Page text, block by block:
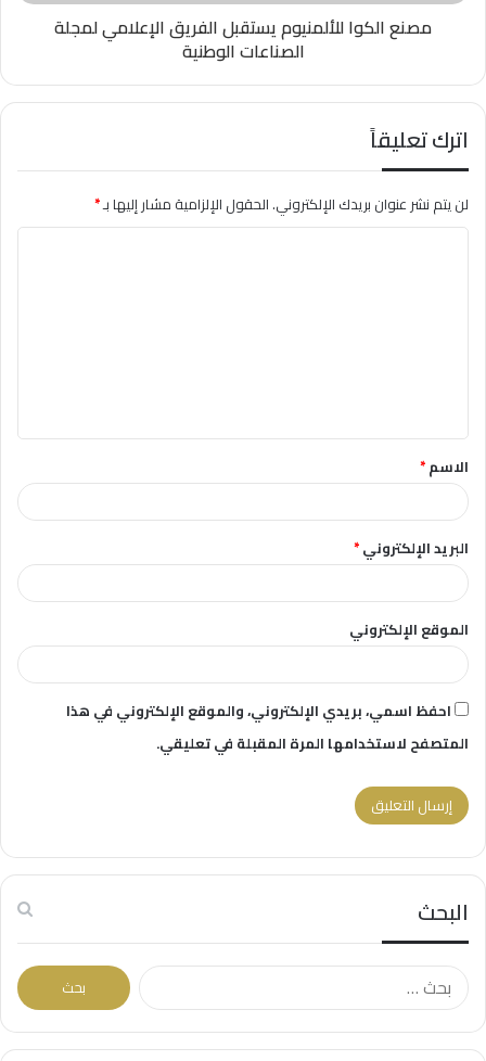
مصنع الكوا للألمنيوم يستقبل الفريق الإعلامي لمجلة
الصناعات الوطنية
اترك تعليقاً
لن يتم نشر عنوان بريدك الإلكتروني.الحقول الإلزامية مشار إليها بـ*
ق
*الاسم*
البريد الإلكتروني*
الموقع الإلكتروني
احفظ اسمي، بريدي الإلكتروني، والموقع الإلكتروني في هذا
المتصفح لاستخدامها المرة المقبلة في تعليقي.
البحث
ح